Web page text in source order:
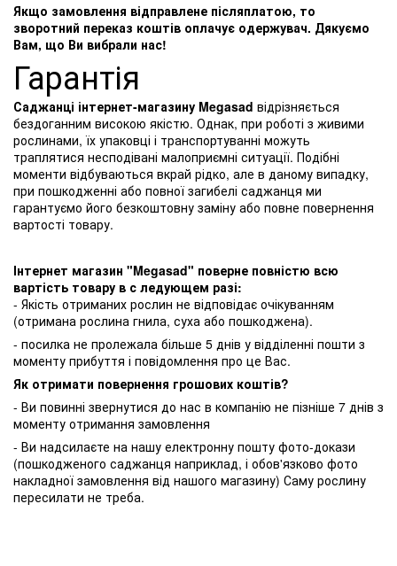
Якщо замовлення відправлене післяплатою, то
зворотний переказ коштів оплачує одержувач. Дякуємо
Вам, що Ви вибрали нас!
Гарантія
Саджанці інтернет-магазину Megasad відрізняється
бездоганним високою якістю. Однак, при роботі з живими
рослинами, їх упаковці і транспортуванні можуть
траплятися несподівані малоприємні ситуації. Подібні
моменти відбуваються вкрай рідко, але в даному випадку,
при пошкодженні або повної загибелі саджанця ми
гарантуємо його безкоштовну заміну або повне повернення
вартості товару.
Інтернет магазин "Megasad" поверне повністю всю
вартість товару в с ледующем разі:
- Якість отриманих рослин не відповідає очікуванням
(отримана рослина гнила, суха або пошкоджена).
- посилка не пролежала більше 5 днів у відділенні пошти з
моменту прибуття і повідомлення про це Вас.
Як отримати повернення грошових коштів?
- Ви повинні звернутися до нас в компанію не пізніше 7 днів з
моменту отримання замовлення
- Ви надсилаєте на нашу електронну пошту фото-докази
(пошкодженого саджанця наприклад, і обов'язково фото
накладної замовлення від нашого магазину) Саму рослину
пересилати не треба.